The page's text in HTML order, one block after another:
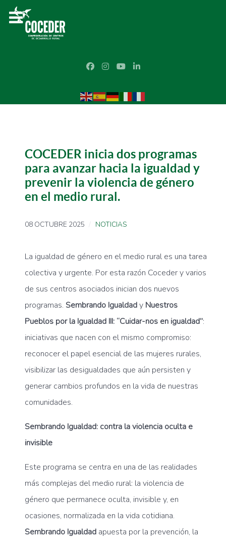
COCEDER inicia dos programas
para avanzar hacia la igualdad y
prevenir la violencia de género
en el medio rural.
08 OCTUBRE 2025 NOTICIAS
La igualdad de género en el medio rural es una tarea
colectiva y urgente. Por esta razón Coceder y varios
de sus centros asociados inician dos nuevos
programas. Sembrando Igualdady Nuestros
Pueblos por la Igualdad III: “Cuidar-nos en igualdad”:
iniciativas que nacen con el mismo compromiso:
reconocer el papel esencial de las mujeres rurales,
visibilizar las desigualdades que aún persisten y
generar cambios profundos en la vida de nuestras
comunidades.
Sembrando Igualdad: contra la violencia oculta e
invisible
Este programa se centra en una de las realidades
más complejas del medio rural: la violencia de
género que permanece oculta, invisible y, en
ocasiones, normalizada en la vida cotidiana.
Sembrando Igualdad apuesta por la prevención, la